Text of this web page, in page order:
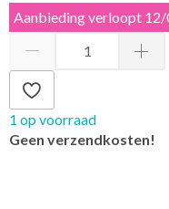
Aanbieding verloopt
1 op voorraad
Geen verzendkosten!